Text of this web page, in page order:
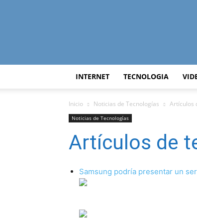
INTERNET TECNOLOGIA
Inicio Noticias de Tecnologías Artículos
Noticias de Tecnologías
Artículos de
Samsung podría presentar un